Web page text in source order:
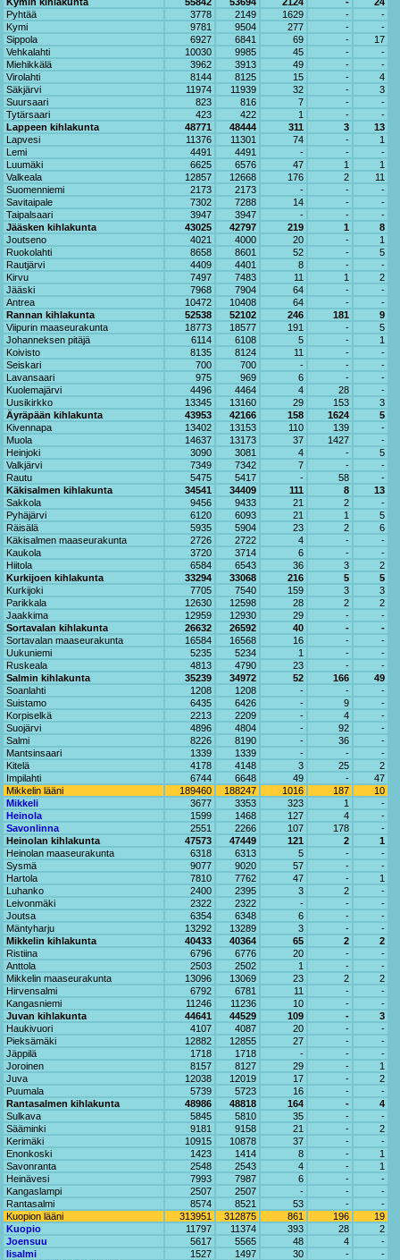
Pyhtää
3778 2149 1629 -
-
Kymi
9781 9504 277 -
-
Sippola
6927 6841 69 -
17
Vehkalahti
10030 9985 45 -
-
Miehikkälä
3962 3913 49 -
-
Virolahti
8144 8125 15 -
4
Säkjärvi
11974 11939 32 -
3
Suursaari
823 816 7 -
-
Tytärsaari
423 422 1 -
-
Lappeen kihlakunta
48771 48444 311 3
13
Lapvesi
11376 11301 74 -
1
Lemi
4491 4491 - -
-
Luumäki
6625 6576 47 1
1
Valkeala
12857 12668 176 2
11
Suomenniemi
2173 2173 - -
-
Savitaipale
7302 7288 14 -
-
Taipalsaari
3947 3947 - -
-
Jääsken kihlakunta
43025 42797 219 1
8
Joutseno
4021 4000 20 -
1
Ruokolahti
8658 8601 52 -
5
Rautjärvi
4409 4401 8 -
-
Kirvu
7497 7483 11 1
2
Jääski
7968 7904 64 -
-
Antrea
10472 10408 64 -
-
Rannan kihlakunta
52538 52102 246 181
9
Viipurin maaseurakunta
18773 18577 191 -
5
Johanneksen pitäjä
6114 6108 5 -
1
Koivisto
8135 8124 11 -
-
Seiskari
700 700 - -
-
Lavansaari
975 969 6 -
-
Kuolemajärvi
4496 4464 4 28
-
Uusikirkko
13345 13160 29 153
3
Äyräpään kihlakunta
43953 42166 158 1624
5
Kivennapa
13402 13153 110 139
-
Muola
14637 13173 37 1427
-
Heinjoki
3090 3081 4 -
5
Valkjärvi
7349 7342 7 -
-
Rautu
5475 5417 - 58
-
Käkisalmen kihlakunta
34541 34409 111 8
13
Sakkola
9456 9433 21 2
-
Pyhäjärvi
6120 6093 21 1
5
Räisälä
5935 5904 23 2
6
Käkisalmen maaseurakunta
2726 2722 4 -
-
Kaukola
3720 3714 6 -
-
Hiitola
6584 6543 36 3
2
Kurkijoen kihlakunta
33294 33068 216 5
5
Kurkijoki
7705 7540 159 3
3
Parikkala
12630 12598 28 2
2
Jaakkima
12959 12930 29 -
-
Sortavalan kihlakunta
26632 26592 40 -
-
Sortavalan maaseurakunta
16584 16568 16 -
-
Uukuniemi
5235 5234 1 -
-
Ruskeala
4813 4790 23 -
-
Salmin kihlakunta
35239 34972 52 166
49
Soanlahti
1208 1208 - -
-
Suistamo
6435 6426 - 9
-
Korpiselkä
2213 2209 - 4
-
Suojärvi
4896 4804 - 92
-
Salmi
8226 8190 - 36
-
Mantsinsaari
1339 1339 - -
-
Kitelä
4178 4148 3 25
2
Impilahti
6744 6648 49 -
47
Mikkelin lääni
189460 188247 1016 187
10
Mikkeli
3677 3353 323 1
-
Heinola
1599 1468 127 4
-
Savonlinna
2551 2266 107 178
-
Heinolan kihlakunta
47573 47449 121 2
1
Heinolan maaseurakunta
6318 6313 5 -
-
Sysmä
9077 9020 57 -
-
Hartola
7810 7762 47 -
1
Luhanko
2400 2395 3 2
-
Leivonmäki
2322 2322 - -
-
Joutsa
6354 6348 6 -
-
Mäntyharju
13292 13289 3 -
-
Mikkelin kihlakunta
40433 40364 65 2
2
Ristiina
6796 6776 20 -
-
Anttola
2503 2502 1 -
-
Mikkelin maaseurakunta
13096 13069 23 2
2
Hirvensalmi
6792 6781 11 -
-
Kangasniemi
11246 11236 10 -
-
Juvan kihlakunta
44641 44529 109 -
3
Haukivuori
4107 4087 20 -
-
Pieksämäki
12882 12855 27 -
-
Jäppilä
1718 1718 - -
-
Joroinen
8157 8127 29 -
1
Juva
12038 12019 17 -
2
Puumala
5739 5723 16 -
-
Rantasalmen kihlakunta
48986 48818 164 -
4
Sulkava
5845 5810 35 -
-
Sääminki
9181 9158 21 -
2
Kerimäki
10915 10878 37 -
-
Enonkoski
1423 1414 8 -
1
Savonranta
2548 2543 4 -
1
Heinävesi
7993 7987 6 -
-
Kangaslampi
2507 2507 - -
-
Rantasalmi
8574 8521 53 -
-
Kuopion lääni
313951 312875 861 196
19
Kuopio
11797 11374 393 28
2
Joensuu
5617 5565 48 4
-
Iisalmi
1527 1497 30 -
-